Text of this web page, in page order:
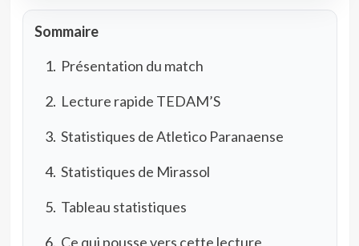
Sommaire
Présentation du match
Lecture rapide TEDAM’S
Statistiques de Atletico Paranaense
Statistiques de Mirassol
Tableau statistiques
Ce qui pousse vers cette lecture